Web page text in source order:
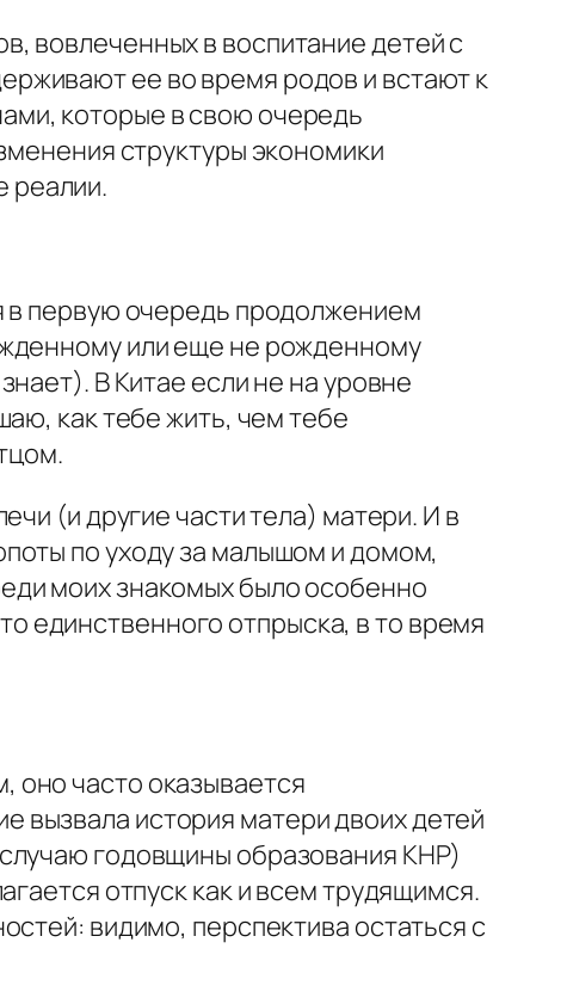
вовлеченных в воспитание детей с
ее во время родов и встают к
которые в свою очередь
структуры экономики
реалии.
в первую очередь продолжением
или еще не рожденному
В Китае если не на уровне
как тебе жить, чем тебе
(и другие части тела) матери. И в
по уходу за малышом и домом,
моих знакомых было особенно
единственного отпрыска, в то время
оно часто оказывается
вызвала история матери двоих детей
годовщины образования КНР)
отпуск как и всем трудящимся.
видимо, перспектива остаться с